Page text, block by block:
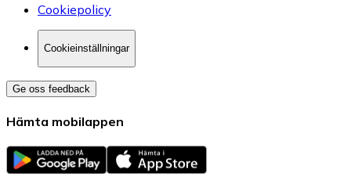
Cookiepolicy
Cookieinställningar
Ge oss feedback
Hämta mobilappen